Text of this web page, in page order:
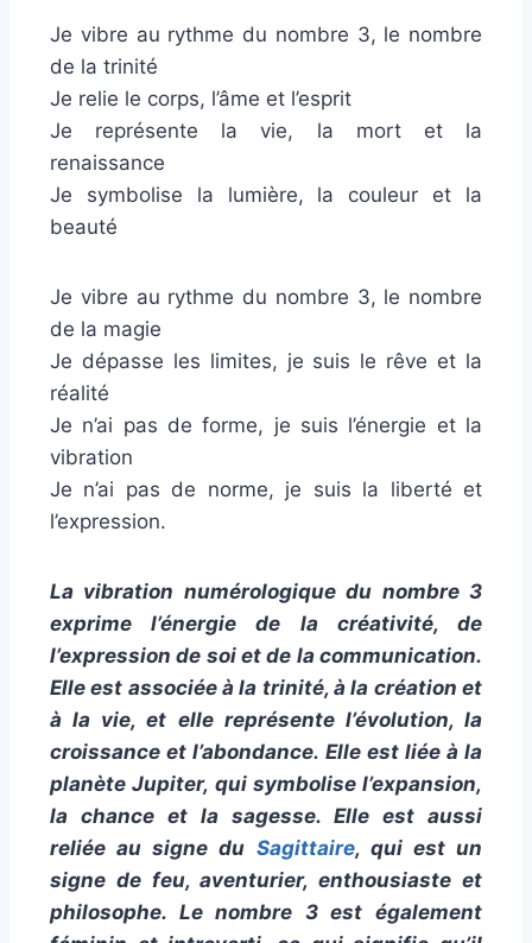
Je vibre au rythme du nombre 3, le nombre
de la trinité
Je relie le corps, l’âme et l’esprit
Je représente la vie, la mort et la
renaissance
Je symbolise la lumière, la couleur et la
beauté
Je vibre au rythme du nombre 3, le nombre
de la magie
Je dépasse les limites, je suis le rêve et la
réalité
Je n’ai pas de forme, je suis l’énergie et la
vibration
Je n’ai pas de norme, je suis la liberté et
l’expression.
La vibration numérologique du nombre 3
exprime l’énergie de la créativité, de
l’expression de soi et de la communication.
Elle est associée à la trinité, à la création et
à la vie, et elle représente l’évolution, la
croissance et l’abondance. Elle est liée à la
planète Jupiter, qui symbolise l’expansion,
la chance et la sagesse. Elle est aussi
reliée au signe du Sagittaire, qui est un
signe de feu, aventurier, enthousiaste et
philosophe. Le nombre 3 est également